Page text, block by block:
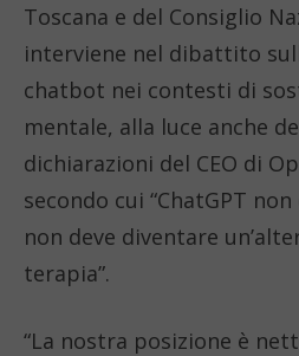
Toscana e del Consiglio
interviene nel dibattito
chatbot nei contesti di
mentale, alla luce anche
dichiarazioni del CEO di
secondo cui “ChatGPT
non deve diventare
terapia”.
“La nostra posizione è